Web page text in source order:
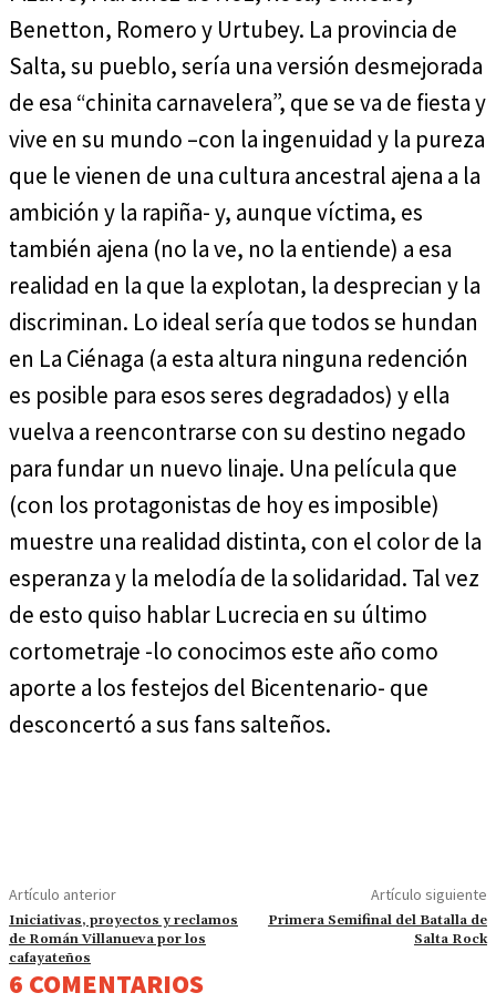
Benetton, Romero y Urtubey. La provincia de
Salta, su pueblo, sería una versión desmejorada
de esa “chinita carnavelera”, que se va de fiesta y
vive en su mundo –con la ingenuidad y la pureza
que le vienen de una cultura ancestral ajena a la
ambición y la rapiña- y, aunque víctima, es
también ajena (no la ve, no la entiende) a esa
realidad en la que la explotan, la desprecian y la
discriminan. Lo ideal sería que todos se hundan
en La Ciénaga (a esta altura ninguna redención
es posible para esos seres degradados) y ella
vuelva a reencontrarse con su destino negado
para fundar un nuevo linaje. Una película que
(con los protagonistas de hoy es imposible)
muestre una realidad distinta, con el color de la
esperanza y la melodía de la solidaridad. Tal vez
de esto quiso hablar Lucrecia en su último
cortometraje -lo conocimos este año como
aporte a los festejos del Bicentenario- que
desconcertó a sus fans salteños.
Artículo anterior
Iniciativas, proyectos y reclamos
de Román Villanueva por los
cafayateños
Artículo siguiente
Primera Semifinal del Batalla de
Salta Rock
6 COMENTARIOS